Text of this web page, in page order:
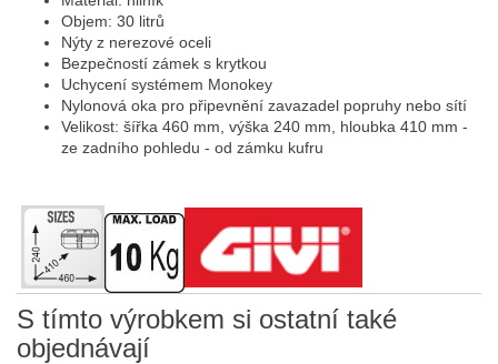
Objem: 30 litrů
Nýty z nerezové oceli
Bezpečností zámek s krytkou
Uchycení systémem Monokey
Nylonová oka pro připevnění zavazadel popruhy nebo sítí
Velikost: šířka 460 mm, výška 240 mm, hloubka 410 mm -
ze zadního pohledu - od zámku kufru
S tímto výrobkem si ostatní také
objednávají